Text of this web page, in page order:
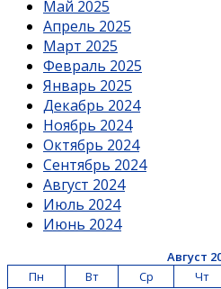
Май 2025
Апрель 2025
Март 2025
Февраль 2025
Январь 2025
Декабрь 2024
Ноябрь 2024
Октябрь 2024
Сентябрь 2024
Август 2024
Июль 2024
Июнь 2024
Август
Пн
Вт Ср Чт